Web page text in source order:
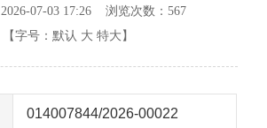
07-03 17:26 浏览次数： 567
【字号： 默认 大 特大 】
014007844/2026-00022